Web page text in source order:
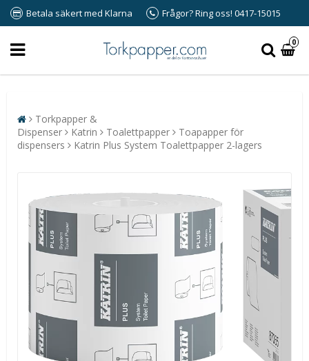
Betala säkert med Klarna Frågor? Ring oss! 0417-15015
0
Torkpapper &
Dispenser
Katrin Toalettpapper
Toapapper för
dispensers
Katrin Plus System Toalettpapper 2-lagers